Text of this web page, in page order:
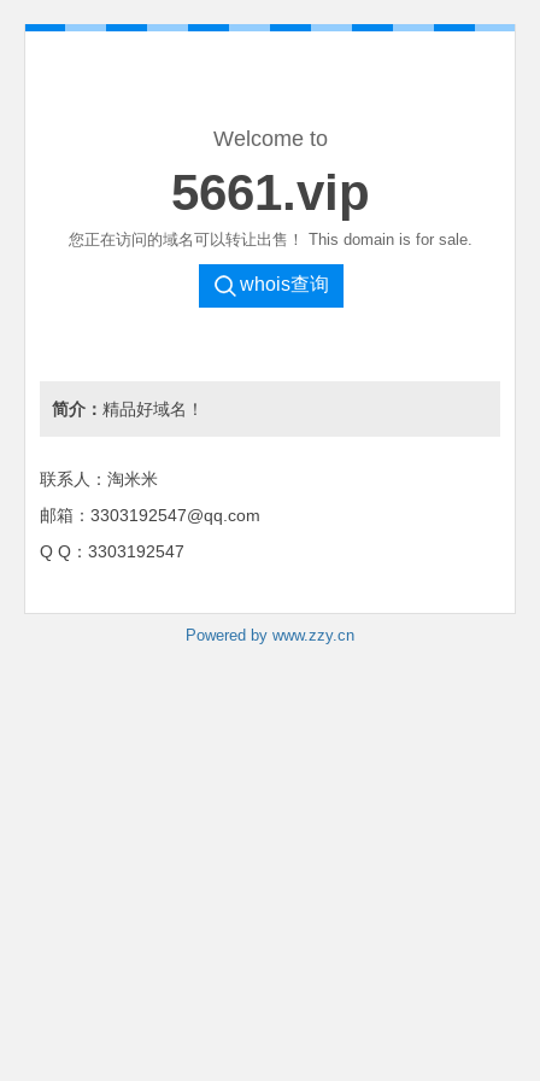
Welcome to
5661.vip
您正在访问的域名可以转让出售！ This domain is for sale.
whois查询
简介：精品好域名！
联系人：淘米米
邮箱：3303192547@qq.com
Q Q：3303192547
Powered by www.zzy.cn